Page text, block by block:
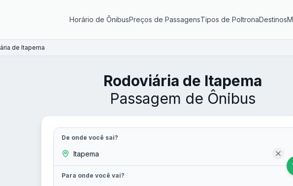
Horário de ÔnibusPreços de PassagensTipos de PoltronaDestinos
de Itapema
Rodoviária de Itapema
Passagem de Ônibus
De onde você sai?
Para onde você vai?